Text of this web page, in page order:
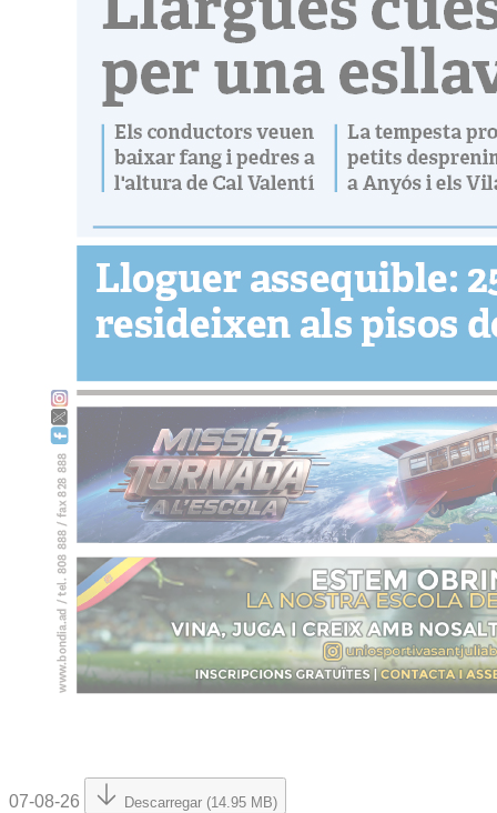
07-08-26 Descarregar (14.95 MB)